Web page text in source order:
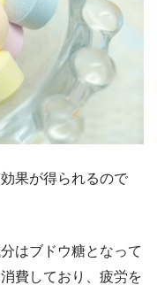
果が得られるので
はブドウ糖となって
費しており、疲労を